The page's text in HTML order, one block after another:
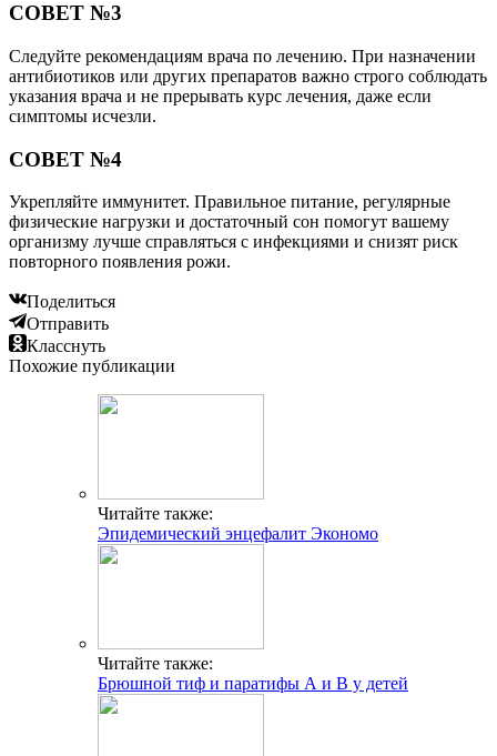
СОВЕТ №3
Следуйте рекомендациям врача по лечению. При назначении
антибиотиков или других препаратов важно строго соблюдать
указания врача и не прерывать курс лечения, даже если
симптомы исчезли.
СОВЕТ №4
Укрепляйте иммунитет. Правильное питание, регулярные
физические нагрузки и достаточный сон помогут вашему
организму лучше справляться с инфекциями и снизят риск
повторного появления рожи.
Поделиться
Отправить
Класснуть
Похожие публикации
Читайте также:
Эпидемический энцефалит Экономо
Читайте также:
Брюшной тиф и паратифы А и В у детей